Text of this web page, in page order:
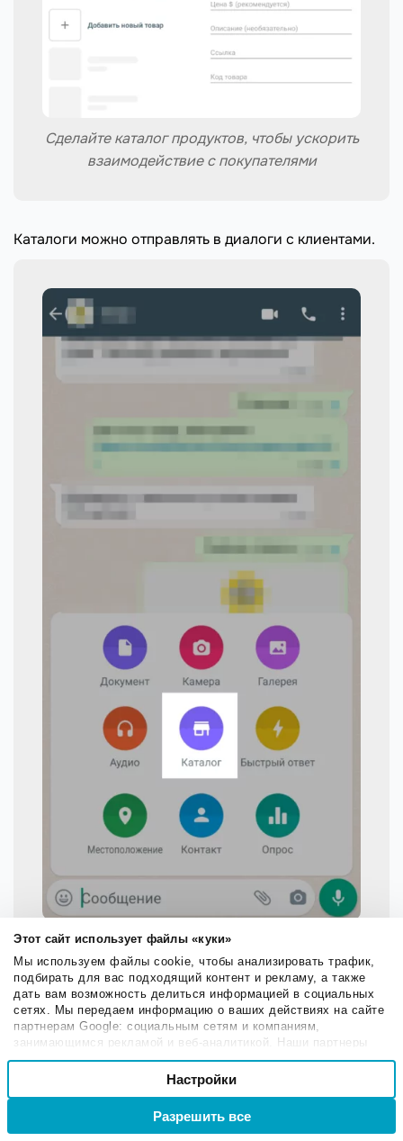
Этот сайт использует файлы «куки»
Мы используем файлы cookie, чтобы анализировать трафик,
подбирать для вас подходящий контент и рекламу, а также
дать вам возможность делиться информацией в социальных
сетях. Мы передаем информацию о ваших действиях на сайте
партнерам Google: социальным сетям и компаниям,
занимающимся рекламой и веб-аналитикой. Наши партнеры
могут комбинировать эти сведения с предоставленной вами
информацией, а также данными, которые они получили при
использовании вами их сервисов.
Выбор
Настроечные
Настройки
Разрешить все
Сделайте каталог продуктов, чтобы ускорить
взаимодействие с покупателями
Каталоги можно отправлять в диалоги с клиентами.
Нажмите на значок скрепки и выберите
нужный пункт
Ярлыки
С помощью ярлыков удобно сортировать чаты и
контакты, например, по статусу заказа.
Для работы с ярлыками нажмите на три точки в